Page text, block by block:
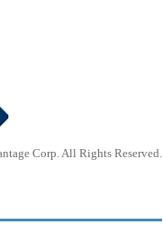
、テキストファイル
ルに活用したアプリ
方をしているものだろ
Corp. All Rights Reserved.